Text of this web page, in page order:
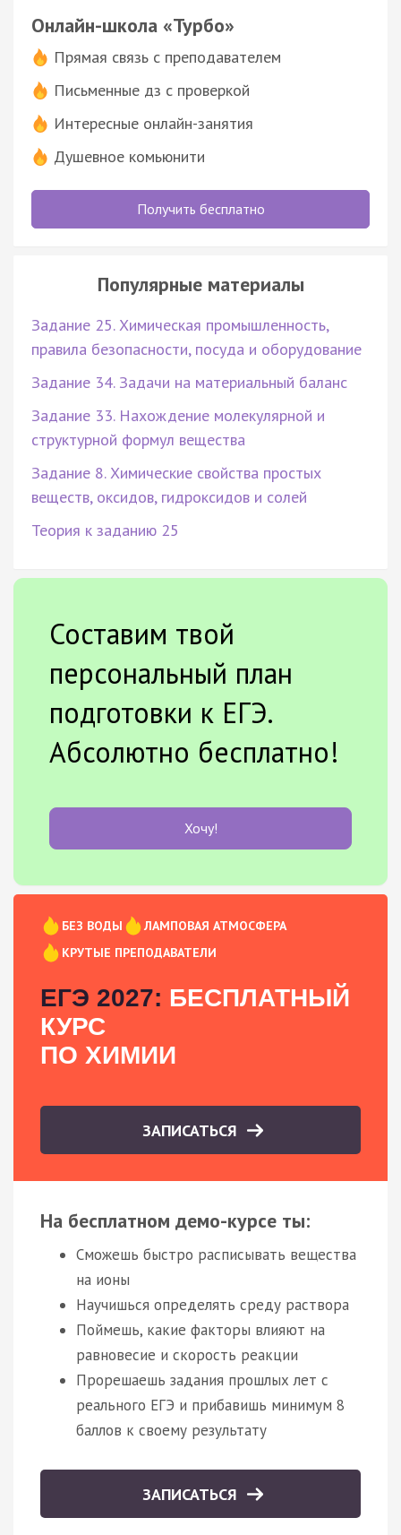
Онлайн-школа «Турбо»
Прямая связь с преподавателем
Письменные дз с проверкой
Интересные онлайн-занятия
Душевное комьюнити
Получить бесплатно
Популярные материалы
Задание 25. Химическая промышленность,
правила безопасности, посуда и оборудование
Задание 34. Задачи на материальный баланс
Задание 33. Нахождение молекулярной и
структурной формул вещества
Задание 8. Химические свойства простых
веществ, оксидов, гидроксидов и солей
Теория к заданию 25
Составим твой
персональный план
подготовки к ЕГЭ.
Абсолютно бесплатно!
Хочу!
БЕЗ ВОДЫ
ЛАМПОВАЯ АТМОСФЕРА
КРУТЫЕ ПРЕПОДАВАТЕЛИ
ЕГЭ 2027: БЕСПЛАТНЫЙ
КУРС
ПО ХИМИИ
ЗАПИСАТЬСЯ
На бесплатном демо-курсе ты:
Сможешь быстро расписывать вещества
на ионы
Научишься определять среду раствора
Поймешь, какие факторы влияют на
равновесие и скорость реакции
Прорешаешь задания прошлых лет с
реального ЕГЭ и прибавишь минимум 8
баллов к своему результату
ЗАПИСАТЬСЯ